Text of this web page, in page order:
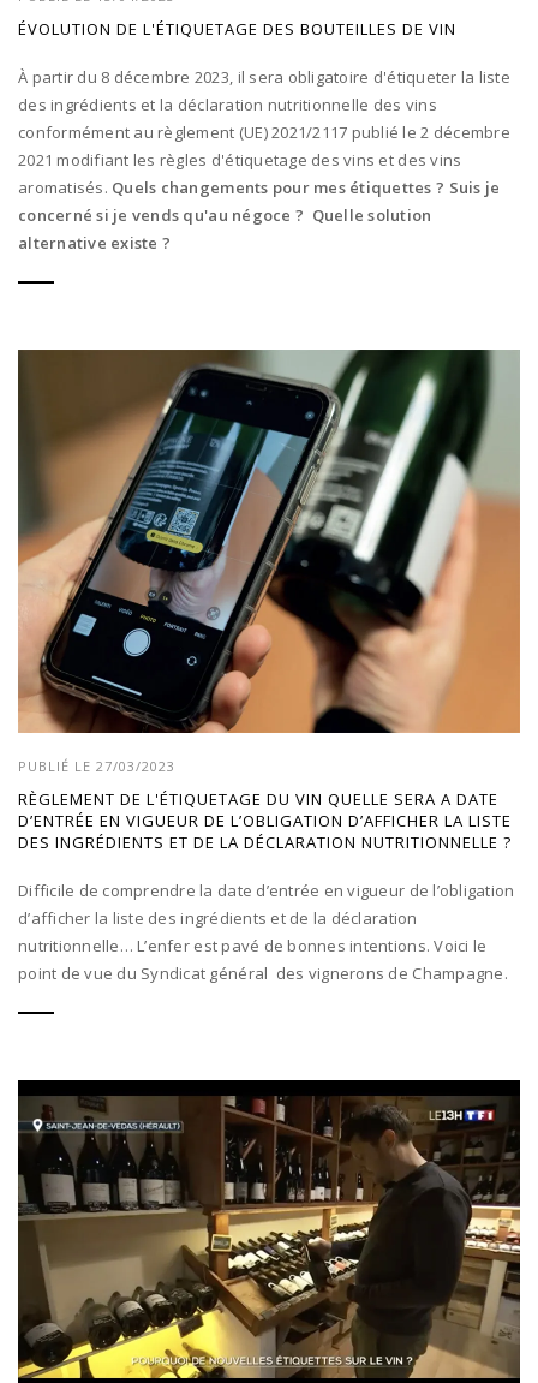
ÉVOLUTION DE L'ÉTIQUETAGE DES BOUTEILLES DE VIN
À partir du 8 décembre 2023, il sera obligatoire d'étiqueter la liste
des ingrédients et la déclaration nutritionnelle des vins
conformément au règlement (UE) 2021/2117 publié le 2 décembre
2021 modifiant les règles d'étiquetage des vins et des vins
aromatisés. Quels changements pour mes étiquettes ? Suis je
concerné si je vends qu'au négoce ? Quelle solution
alternative existe ?
PUBLIÉ LE 27/03/2023
RÈGLEMENT DE L'ÉTIQUETAGE DU VIN QUELLE SERA A DATE
D’ENTRÉE EN VIGUEUR DE L’OBLIGATION D’AFFICHER LA LISTE
DES INGRÉDIENTS ET DE LA DÉCLARATION NUTRITIONNELLE ?
Difficile de comprendre la date d’entrée en vigueur de l’obligation
d’afficher la liste des ingrédients et de la déclaration
nutritionnelle… L’enfer est pavé de bonnes intentions. Voici le
point de vue du Syndicat général des vignerons de Champagne.